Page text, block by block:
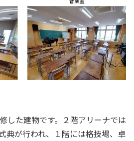
した建物です。２階アリーナでは
典が行われ、１階には格技場、卓